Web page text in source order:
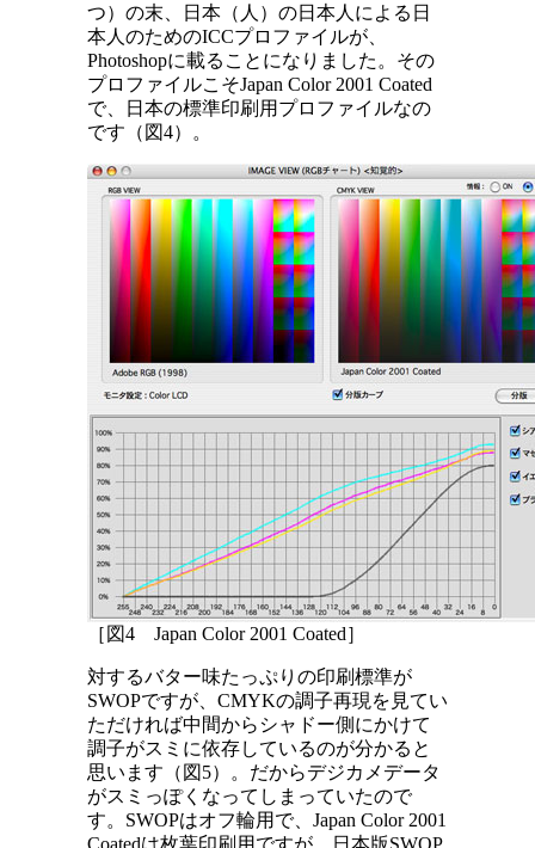
つ）の末、日本（人）の日本人による日
本人のためのICCプロファイルが、
Photoshopに載ることになりました。その
プロファイルこそJapan Color 2001 Coated
で、日本の標準印刷用プロファイルなの
です（図4）。
［図4 Japan Color 2001 Coated］
対するバター味たっぷりの印刷標準が
SWOPですが、CMYKの調子再現を見てい
ただければ中間からシャドー側にかけて
調子がスミに依存しているのが分かると
思います（図5）。だからデジカメデータ
がスミっぽくなってしまっていたので
す。SWOPはオフ輪用で、Japan Color 2001
Coatedは枚葉印刷用ですが、日本版SWOP